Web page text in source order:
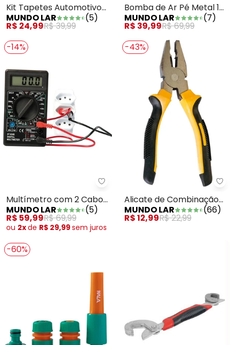
Kit Tapetes Automotivos
Preto 4 Peças
MUNDO LAR (5)
R$ 24,99R$ 39,99
Bomba de Ar Pé Metal 1
Peça
MUNDO LAR (7)
R$ 39,99R$ 69,99
-14%
Mundo Lar - Multímetro com 2
Multímetro com 2 Cabos
Condutores
MUNDO LAR (5)
R$ 59,99R$ 69,99
ou 2xde R$ 29,99sem juros
-43%
Alicate de Combinação
Em Metal 1 Peça
MUNDO LAR (66)
R$ 12,99R$ 22,99
-60%